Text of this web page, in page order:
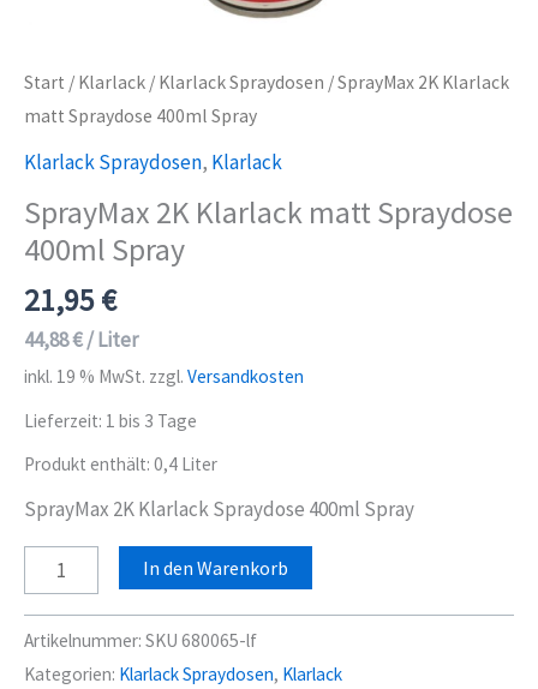
Start / Klarlack / Klarlack Spraydosen / SprayMax 2K Klarlack
matt Spraydose 400ml Spray
Klarlack Spraydosen, Klarlack
SprayMax 2K Klarlack matt Spraydose
400ml Spray
21,95€
44,88€/Liter
inkl. 19 % MwSt. zzgl. Versandkosten
Lieferzeit: 1 bis 3 Tage
Produkt enthält: 0,4 Liter
SprayMax 2K Klarlack Spraydose 400ml Spray
SprayMax
2K
Klarlack
matt
In den Warenkorb
Artikelnummer: SKU 680065-lf
Kategorien: Klarlack Spraydosen, Klarlack